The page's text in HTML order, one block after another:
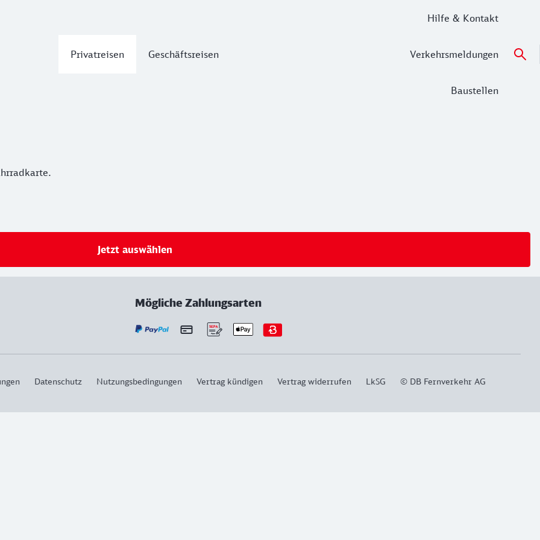
Privatreisen Geschäftsreisen
Hilfe & Kontakt
Verkehrsmeldungen
Baustellen
Jetzt auswählen
Mögliche Zahlungsarten
Datenschutz Nutzungsbedingungen Vertrag kündigen Vertrag widerrufen LkSG © DB Fernverkehr AG